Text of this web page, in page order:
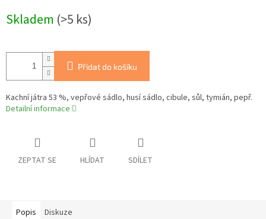
cena:
Skladem (>5 ks)
Přidat do košíku
Kachní játra 53 %, vepřové sádlo, husí sádlo, cibule, sůl, tymián, pepř.
Detailní informace
ZEPTAT SE HLÍDAT SDÍLET
Popis Diskuze